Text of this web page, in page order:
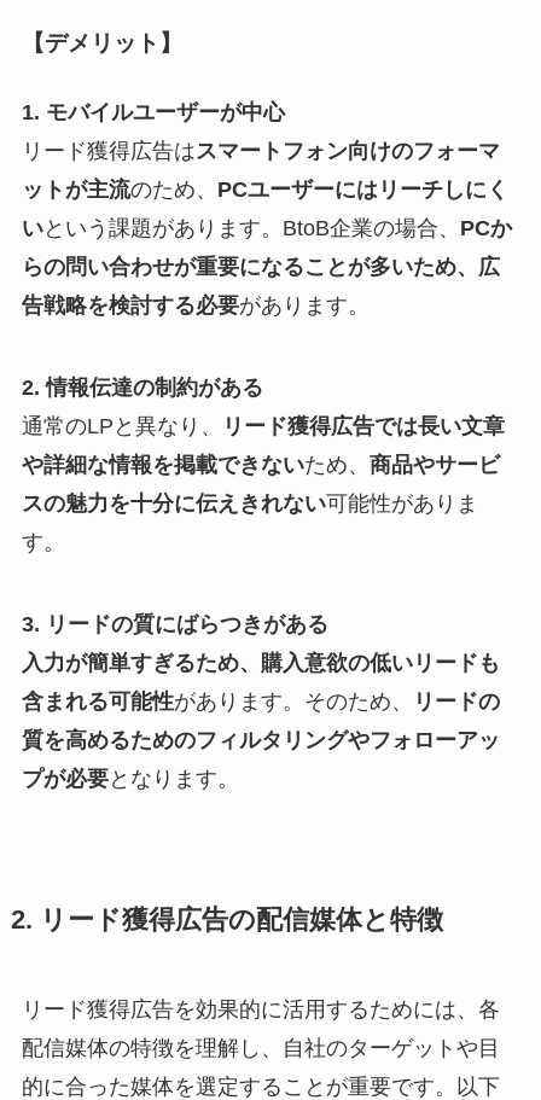
【デメリット】
1. モバイルユーザーが中心
リード獲得広告はスマートフォン向けのフォーマ
ットが主流のため、 PCユーザーにはリーチしにく
いという課題があります。BtoB企業の場合、 PCか
らの問い合わせが重要になることが多いため、広
告戦略を検討する必要があります。
2. 情報伝達の制約がある
通常のLPと異なり、
リード獲得広告では長い文章
や詳細な情報を掲載できないため、 商品やサービ
スの魅力を十分に伝えきれない可能性がありま
す。
3. リードの質にばらつきがある
入力が簡単すぎるため、購入意欲の低いリードも
含まれる可能性があります。そのため、
リードの
質を高めるためのフィルタリングやフォローアッ
プが必要となります。
2. リード獲得広告の配信媒体と特徴
リード獲得広告を効果的に活用するためには、各
配信媒体の特徴を理解し、自社のターゲットや目
的に合った媒体を選定することが重要です。以下